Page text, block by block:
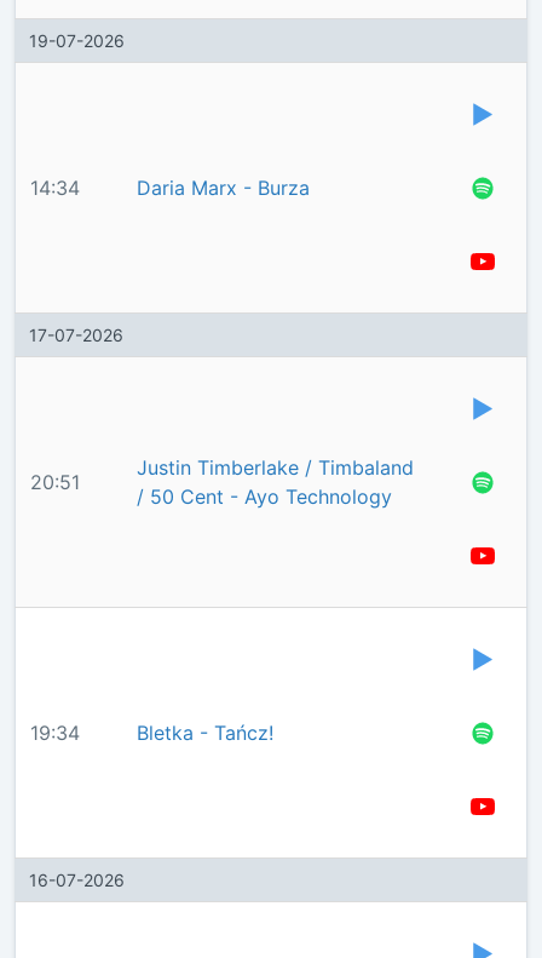
19-07-2026
14:34 Daria Marx - Burza
17-07-2026
20:51
Justin Timberlake / Timbaland
/ 50 Cent - Ayo Technology
19:34 Bletka - Tańcz!
16-07-2026